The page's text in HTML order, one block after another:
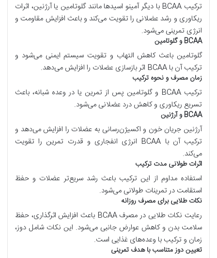
ترکیب BCAA با دیگر آمینو اسیدها مانند گلوتامین یا آرژنین، اثرات
ریکاوری و رشد عضلانی را تقویت می‌کند و باعث افزایش مقاومت و
انرژی تمرینی می‌شود.
BCAAو گلوتامین
گلوتامین باعث کاهش التهاب و تقویت سیستم ایمنی می‌شود و
ترکیب آن باBCAA اثر بازسازی عضلات را افزایش می‌دهد.
زمان مصرف و نحوه ترکیب
ترکیب BCAA و گلوتامین پس از تمرین یا در وعده شبانه، باعث
تسریع ریکاوری و کاهش درد عضلانی می‌شود.
BCAAو آرژنین
آرژنین جریان خون و اکسیژن‌رسانی به عضلات را افزایش می‌دهد و
ترکیب آن با BCAA انرژی انفجاری و قدرت تمرین را تقویت
می‌کند.
اثرات طولانی مدت ترکیب
استفاده مداوم از این ترکیب باعث رشد سریع‌تر عضلات و حفظ
استقامت در تمرینات طولانی می‌شود.
نکات طلایی برای مصرف روزانه
رعایت نکات طلایی در مصرفBCAA باعث افزایش اثرگذاری، حفظ
سلامت بدن و کاهش عوارض جانبی می‌شود. این نکات شامل دوز،
زمان و ترکیب با وعده‌های غذایی است.
تعیین دوز متناسب با هدف تمرینی